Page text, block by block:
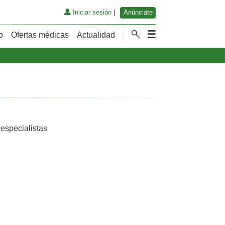
Iniciar sesión| Anúnciate
Ofertas médicas Actualidad